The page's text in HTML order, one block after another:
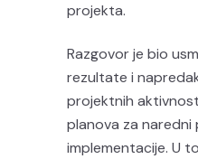
projekta.
Razgovor je bio
rezultate i
projektnih
planova za naredni
implementacije. U